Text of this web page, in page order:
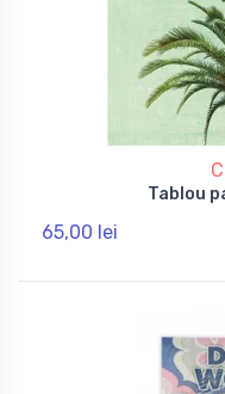
Tablou
65,00 lei